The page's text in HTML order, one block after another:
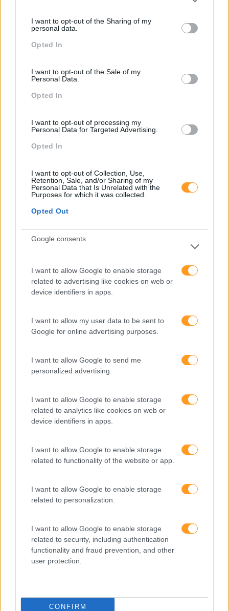
Please note that this website/app uses one or more Google
not limited to your visit or usage behaviour. You may click to
grant or deny consent to Google and its third-party tags to
use your data for below specified purposes in below Google
I want to opt-out of the Sharing of my
personal data.
Opted In
I want to opt-out of the Sale of my
Personal Data.
Opted In
I want to opt-out of processing my
Personal Data for Targeted Advertising.
Opted In
I want to opt-out of Collection, Use,
Retention, Sale, and/or Sharing of my
Personal Data that Is Unrelated with the
Purposes for which it was collected.
Opted Out
Google consents
I want to allow Google to enable storage
related to advertising like cookies on web or
device identifiers in apps.
I want to allow my user data to be sent to
Google for online advertising purposes.
I want to allow Google to send me
personalized advertising.
I want to allow Google to enable storage
related to analytics like cookies on web or
device identifiers in apps.
I want to allow Google to enable storage
related to functionality of the website or app.
I want to allow Google to enable storage
related to personalization.
I want to allow Google to enable storage
related to security, including authentication
functionality and fraud prevention, and other
user protection.
CONFIRM
Cultura
Desenvolvimento
Entrevista
Expo RH
Keep In Mind
Liderança
Mudança
Perspetivas
PORTO RH MEETING
Recursos Humanos
Sustentabilidade
Tecnologias De Informação
Vendas E Negociação
Recentes
Feedback fora do
ativa para reter talento,
melhorar o ambiente de
trabalho e aumentar a
produtividade
dados e os dados